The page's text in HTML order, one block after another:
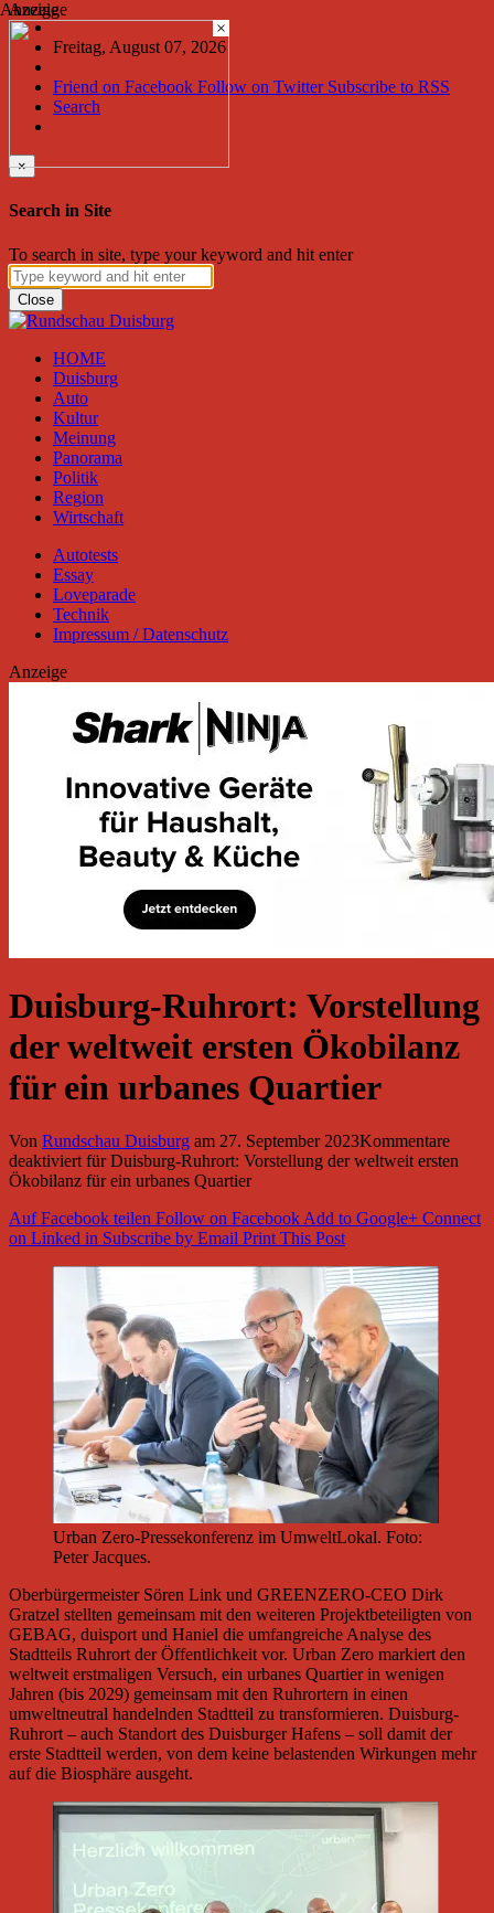
Freitag, August 07, 2026
Friend on Facebook Follow on Twitter Subscribe to RSS
Search
×
Search in Site
To search in site, type your keyword and hit enter
Close
HOME
Duisburg
Auto
Kultur
Meinung
Panorama
Politik
Region
Wirtschaft
Autotests
Essay
Loveparade
Technik
Impressum / Datenschutz
Anzeige
Duisburg-Ruhrort: Vorstellung
der weltweit ersten Ökobilanz
für ein urbanes Quartier
Von Rundschau Duisburg am 27. September 2023Kommentare
deaktiviertfür Duisburg-Ruhrort: Vorstellung der weltweit ersten
Ökobilanz für ein urbanes Quartier
Auf Facebook teilen Follow on FacebookAdd to Google+ Connect
on Linked in Subscribe by Email Print This Post
Urban Zero-Pressekonferenz im UmweltLokal. Foto:
Peter Jacques.
Oberbürgermeister Sören Link und GREENZERO-CEO Dirk
Gratzel stellten gemeinsam mit den weiteren Projektbeteiligten von
GEBAG, duisport und Haniel die umfangreiche Analyse des
Stadtteils Ruhrort der Öffentlichkeit vor. Urban Zero markiert den
weltweit erstmaligen Versuch, ein urbanes Quartier in wenigen
Jahren (bis 2029) gemeinsam mit den Ruhrortern in einen
umweltneutral handelnden Stadtteil zu transformieren. Duisburg-
Ruhrort – auch Standort des Duisburger Hafens – soll damit der
erste Stadtteil werden, von dem keine belastenden Wirkungen mehr
auf die Biosphäre ausgeht.
Anzeige
×
Anzeige